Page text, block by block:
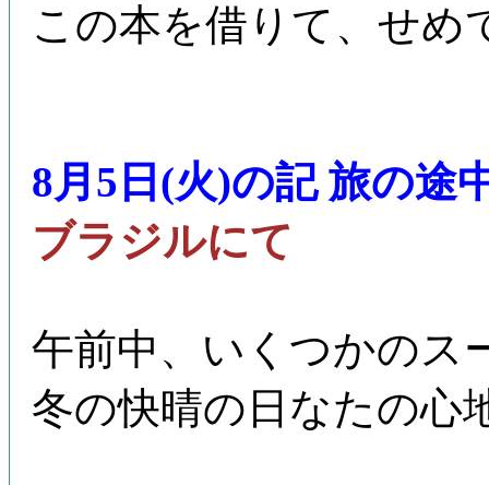
この本を借りて、せめ
8月5日(火)の記 旅の途
ブラジルにて
午前中、いくつかのス
冬の快晴の日なたの心